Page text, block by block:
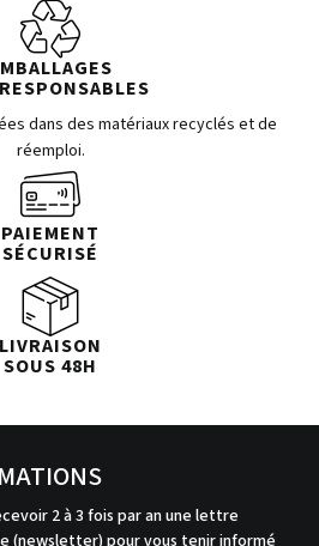
dans des matériaux recyclés et de
réemploi.
PAIEMENT
SÉCURISÉ
LIVRAISON
SOUS 48H
2 à 3 fois par an une lettre